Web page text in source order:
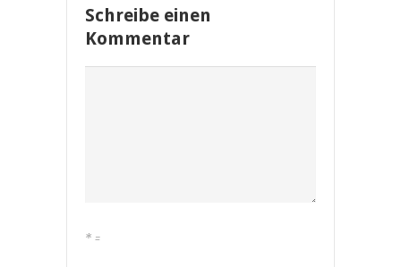
Schreibe einen
Kommentar
* =